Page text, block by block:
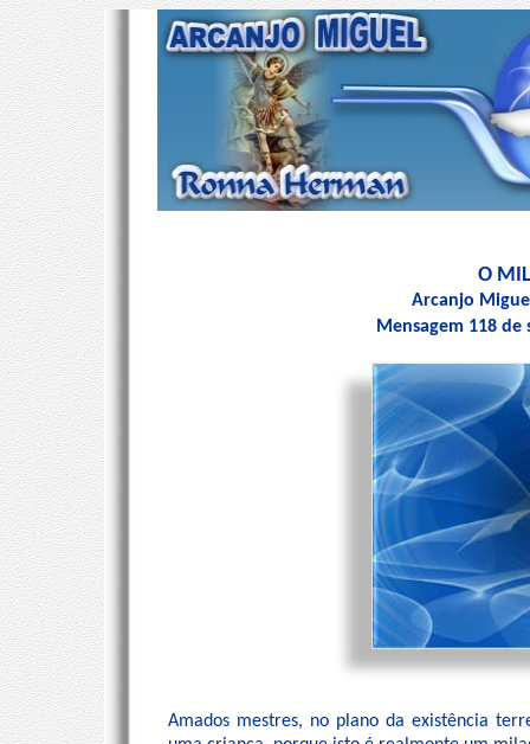
O
Arcanjo
Mensagem 118 de
Amados mestres, no plano da existência